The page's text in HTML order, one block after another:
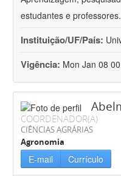
estudantes e
Instituição/UF/País:
Vigência: Mon Jan 08
COORDENADOR(A)
CIÊNCIAS AGRÁRIAS
Agronomia
E-mail Currículo